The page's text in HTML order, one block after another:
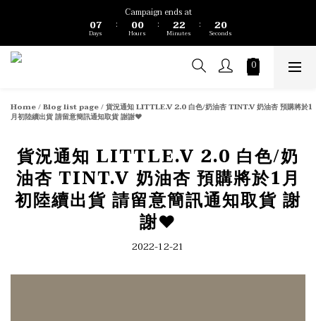
Campaign ends at
07
6
5
0
Days
:
1
0
1
0
Hours
:
3
2
1
0
3
2
1
0
Minutes
:
2
1
0
0
Seconds
Home/Blog list page/貨況通知 LITTLE.V 2.0 白色/奶油杏 TINT.V 奶油杏 預購將於1
月初陸續出貨 請留意簡訊通知取貨 謝謝❤️
貨況通知 LITTLE.V 2.0 白色/奶
油杏 TINT.V 奶油杏 預購將於1月
初陸續出貨 請留意簡訊通知取貨 謝
謝❤️
2022-12-21